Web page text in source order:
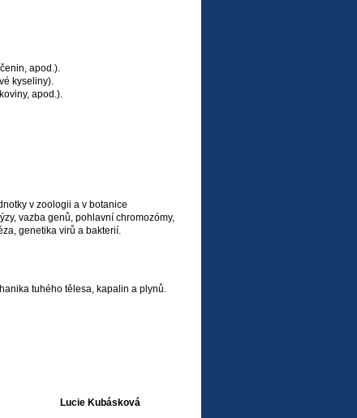
apod.).
kyseliny).
apod.).
v zoologii a v botanice
vazba genů, pohlavní chromozómy,
genetika virů a bakterií.
tuhého tělesa, kapalin a plynů.
Lucie Kubásková